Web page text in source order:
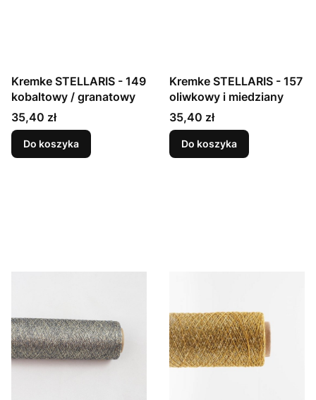
Kremke STELLARIS - 149
kobaltowy / granatowy
Cena
35,40 zł
Do koszyka
Kremke STELLARIS - 157
oliwkowy i miedziany
Cena
35,40 zł
Do koszyka